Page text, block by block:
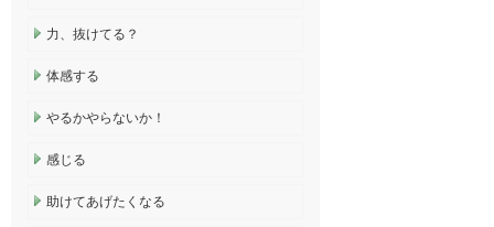
力、抜けてる？
体感する
やるかやらないか！
感じる
助けてあげたくなる